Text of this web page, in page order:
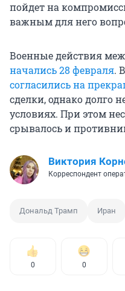
пойдет на
важным для него
Военные действия
начались 28 февраля.
согласились на
сделки, однако долго
условиях. При этом
срывалось и
Виктория
Корреспондент
Дональд Трамп Иран
0 0